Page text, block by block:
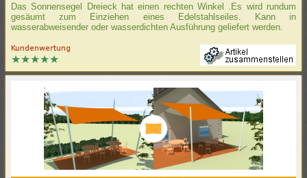
Das Sonnensegel Dreieck hat einen rechten Winkel .Es wird rundum
gesäumt zum Einziehen eines Edelstahlseiles. Kann in
wasserabweisender oder wasserdichten Ausführung geliefert werden.